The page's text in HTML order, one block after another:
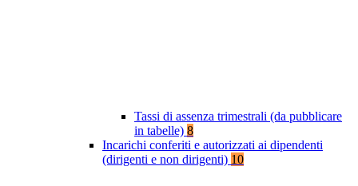
Tassi di assenza trimestrali (da pubblicare
in tabelle) 8
Incarichi conferiti e autorizzati ai dipendenti
(dirigenti e non dirigenti) 10